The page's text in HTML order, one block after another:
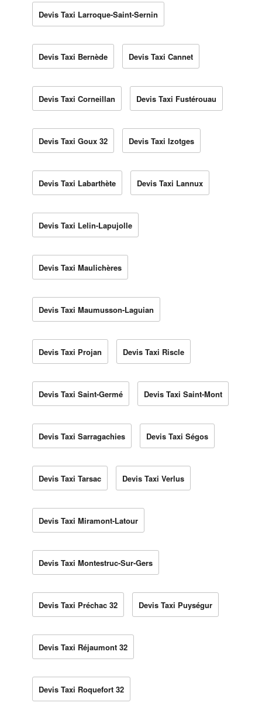
Devis Taxi Larroque-Saint-Sernin
Devis Taxi Bernède Devis Taxi Cannet
Devis Taxi Corneillan Devis Taxi Fustérouau
Devis Taxi Goux 32 Devis Taxi Izotges
Devis Taxi Labarthète Devis Taxi Lannux
Devis Taxi Lelin-Lapujolle
Devis Taxi Maulichères
Devis Taxi Maumusson-Laguian
Devis Taxi Projan Devis Taxi Riscle
Devis Taxi Saint-Germé Devis Taxi Saint-Mont
Devis Taxi Sarragachies Devis Taxi Ségos
Devis Taxi Tarsac Devis Taxi Verlus
Devis Taxi Miramont-Latour
Devis Taxi Montestruc-Sur-Gers
Devis Taxi Préchac 32 Devis Taxi Puységur
Devis Taxi Réjaumont 32
Devis Taxi Roquefort 32